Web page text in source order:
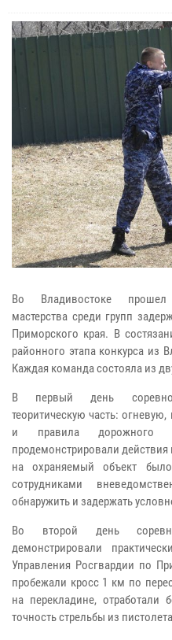
Во Владивостоке прошел
мастерства среди групп
Приморского края. В
районного этапа конкурса из
Каждая команда состояла из
В первый день
теоритическую часть:
и правила дорожного
продемонстрировали действия
на охраняемый объект
сотрудниками
обнаружить и задержать
Во второй день
демонстрировали
Управления Росгвардии по
пробежали кросс 1 км по
на перекладине,
точность стрельбы из